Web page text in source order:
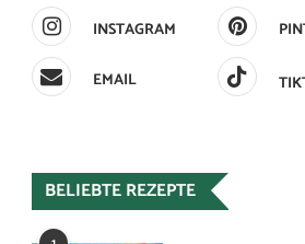
INSTAGRAM
EMAIL
BELIEBTE REZEPTE